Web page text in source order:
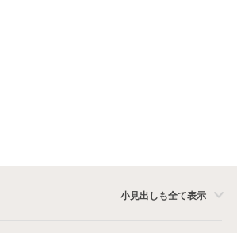
小見出しも全て表示